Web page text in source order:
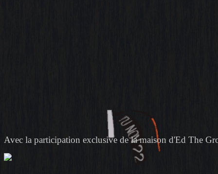
Avec la participation exclusive de la maison d'Ed The